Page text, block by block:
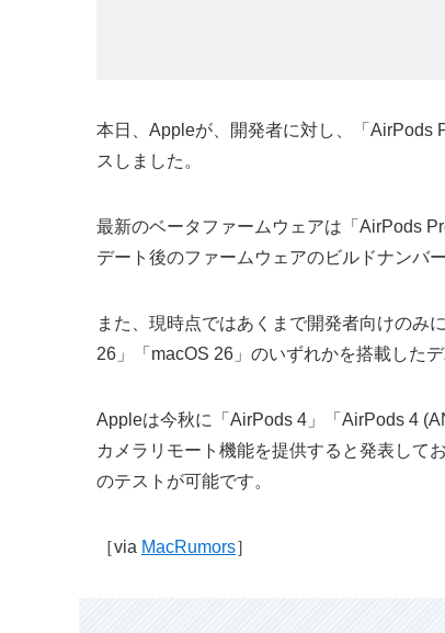
本日、Appleが、開発者に対し、「AirPods
スしました。
最新のベータファームウェアは「AirPods
デート後のファームウェアのビルドナンバ
また、現時点ではあくまで開発者向けのみ
26」「macOS 26」のいずれかを搭載したデ
Appleは今秋に「AirPods 4」「AirPods 4
カメラリモート機能を提供すると発表して
のテストが可能です。
［via MacRumors］